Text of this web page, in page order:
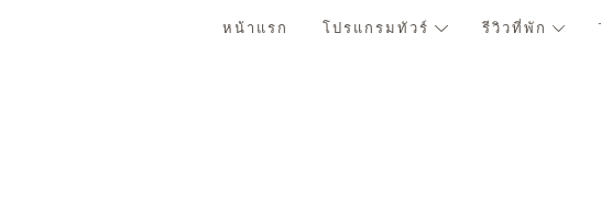
หน้าแรก โปรแกรมทัวร์ รีวิวที่พัก